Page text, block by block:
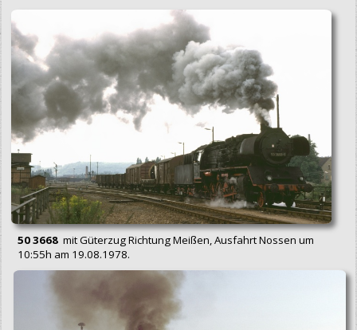
50 3668mit Güterzug Richtung Meißen, Ausfahrt Nossen um
10:55h am 19.08.1978.